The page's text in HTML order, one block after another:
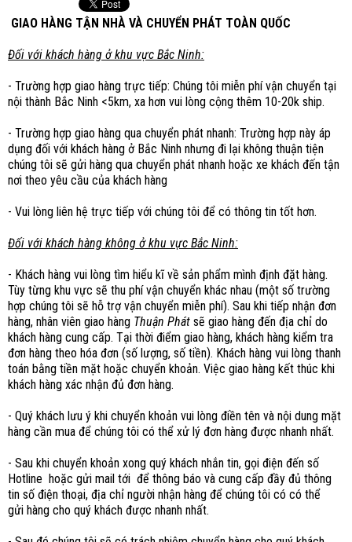
GIAO HÀNG TẬN NHÀ VÀ CHUYỂN PHÁT TOÀN QUỐC
Đối với khách hàng ở khu vực Bắc Ninh:
- Trường hợp giao hàng trực tiếp: Chúng tôi miễn phí vận chuyển tại
nội thành Bắc Ninh <5km, xa hơn vui lòng cộng thêm 10-20k ship.
- Trường hợp giao hàng qua chuyển phát nhanh: Trường hợp này áp
dụng đối với khách hàng ở Bắc Ninh nhưng đi lại không thuận tiện
chúng tôi sẽ gửi hàng qua chuyển phát nhanh hoặc xe khách đến tận
nơi theo yêu cầu của khách hàng
- Vui lòng liên hệ trực tiếp với chúng tôi để có thông tin tốt hơn.
Đối với khách hàng không ở khu vực Bắc Ninh:
- Khách hàng vui lòng tìm hiểu kĩ về sản phẩm mình định đặt hàng.
Tùy từng khu vực sẽ thu phí vận chuyển khác nhau (một số trường
hợp chúng tôi sẽ hỗ trợ vận chuyển miễn phí). Sau khi tiếp nhận đơn
hàng, nhân viên giao hàng Thuận Phát sẽ giao hàng đến địa chỉ do
khách hàng cung cấp. Tại thời điểm giao hàng, khách hàng kiểm tra
đơn hàng theo hóa đơn (số lượng, số tiền). Khách hàng vui lòng thanh
toán bằng tiền mặt hoặc chuyển khoản. Việc giao hàng kết thúc khi
khách hàng xác nhận đủ đơn hàng.
- Quý khách lưu ý khi chuyển khoản vui lòng điền tên và nội dung mặt
hàng cần mua để chúng tôi có thể xử lý đơn hàng được nhanh nhất.
- Sau khi chuyển khoản xong quý khách nhắn tin, gọi điện đến số
Hotline hoặc gửi mail tới để thông báo và cung cấp đầy đủ thông
tin số điện thoại, địa chỉ người nhận hàng để chúng tôi có có thể
gửi hàng cho quý khách được nhanh nhất.